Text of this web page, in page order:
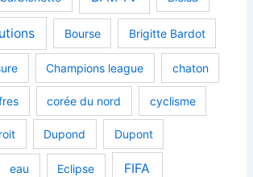
Bourse Brigitte Bardot
Champions league chaton
corée du nord cyclisme
Dupond Dupont
eau Eclipse FIFA